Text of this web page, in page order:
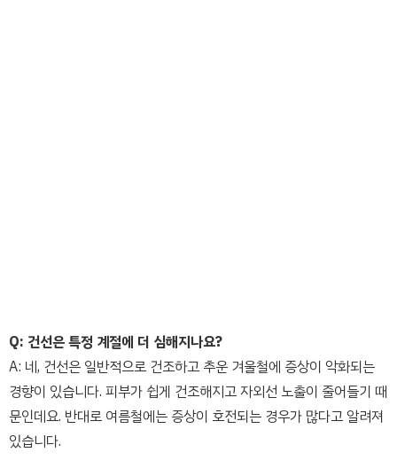
Q: 건선은 특정 계절에 더 심해지나요?
A: 네, 건선은 일반적으로 건조하고 추운 겨울철에 증상이 악화되는
경향이 있습니다. 피부가 쉽게 건조해지고 자외선 노출이 줄어들기 때
문인데요. 반대로 여름철에는 증상이 호전되는 경우가 많다고 알려져
있습니다.